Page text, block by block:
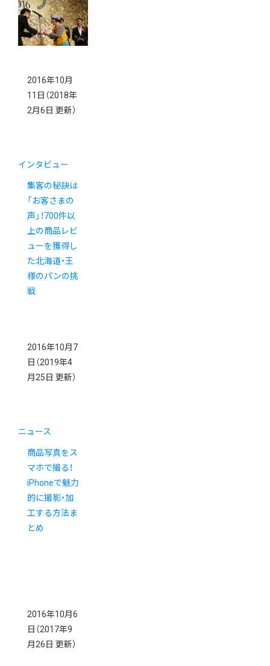
た！
2016年10月
11日 （2018年
2月6日 更新）
インタビュー
集客の秘訣は
「お客さまの
声」！700件以
上の商品レビ
ューを獲得し
た北海道・王
様のパンの挑
戦
2016年10月7
日 （2019年4
月25日 更新）
ニュース
商品写真をス
マホで撮る！
iPhoneで魅力
的に撮影・加
工する方法ま
とめ
2016年10月6
日 （2017年9
月26日 更新）